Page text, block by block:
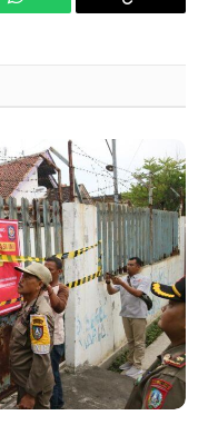
WhatsApp
Copy